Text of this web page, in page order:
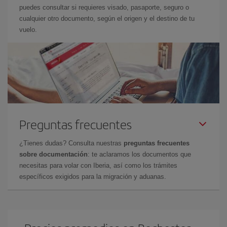
puedes consultar si requieres visado, pasaporte, seguro o
cualquier otro documento, según el origen y el destino de tu
vuelo.
Preguntas frecuentes
¿Tienes dudas? Consulta nuestras preguntas frecuentes
sobre documentación: te aclaramos los documentos que
necesitas para volar con Iberia, así como los trámites
específicos exigidos para la migración y aduanas.